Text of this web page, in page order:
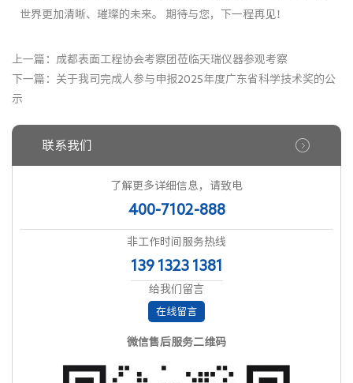
世界更加清晰、璀璨的未来。 期待与您，下一程再见！
上一篇： 成都表面工程协会考察团莅临天瑞仪器参观考察
下一篇： 关于我司完成人参与申报2025年度广东省科学技术奖的公
示
联系我们
了解更多详细信息，请致电
400-7102-888
非工作时间服务热线
139 1323 1381
给我们留言
在线留言
微信售后服务二维码